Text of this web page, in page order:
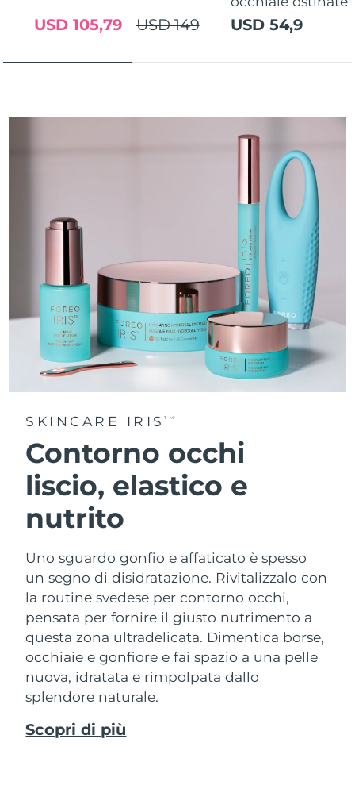
USD 149
USD 105,79 USD 54,9
SKINCARE IRISTM
Contorno occhi
liscio, elastico e
nutrito
Uno sguardo gonfio e affaticato è spesso
un segno di disidratazione. Rivitalizzalo con
la routine svedese per contorno occhi,
pensata per fornire il giusto nutrimento a
questa zona ultradelicata. Dimentica borse,
occhiaie e gonfiore e fai spazio a una pelle
nuova, idratata e rimpolpata dallo
splendore naturale.
Scopri di più